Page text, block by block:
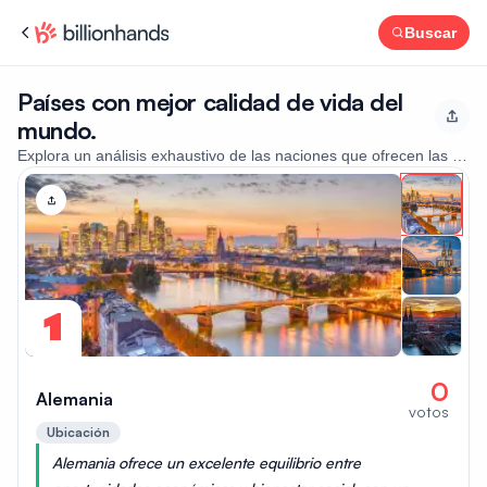
Buscar
Países con mejor calidad de vida del
mundo.
Explora un análisis exhaustivo de las naciones que ofrecen las
1
Alemania 0
votos
Ubicación
Alemania ofrece un excelente equilibrio entre